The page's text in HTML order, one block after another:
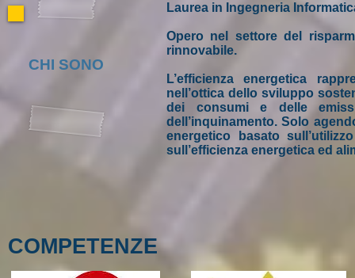
CHI SONO
Laurea in Ingegneria
Opero nel settore del
rinnovabile.
L’efficienza energetica
nell’ottica dello sviluppo
dei consumi e delle
dell’inquinamento. Solo
energetico basato
sull’efficienza energetica ed
COMPETENZE